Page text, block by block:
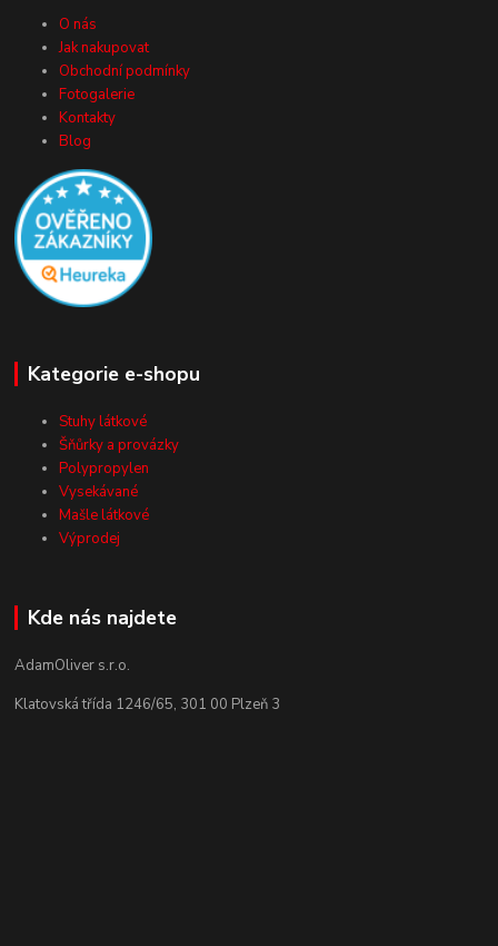
O nás
Jak nakupovat
Obchodní podmínky
Fotogalerie
Kontakty
Blog
Kategorie e-shopu
Stuhy látkové
Šňůrky a provázky
Polypropylen
Vysekávané
Mašle látkové
Výprodej
Kde nás najdete
AdamOliver s.r.o.
Klatovská třída 1246/65, 301 00 Plzeň 3